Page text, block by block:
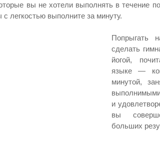
вы не хотели выполнять в течение
легкостью выполните за минуту.
Попрыгать
сделать
йогой,
языке —
минутой,
и
вы
больших